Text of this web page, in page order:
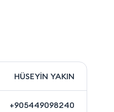
HÜSEYİN YAKIN
+905449098240